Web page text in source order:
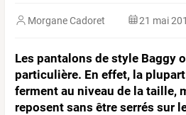
Morgane Cadoret 21 mai
Les pantalons de style Baggy
particulière. En effet, la
ferment au niveau de la taille,
reposent sans être serrés sur